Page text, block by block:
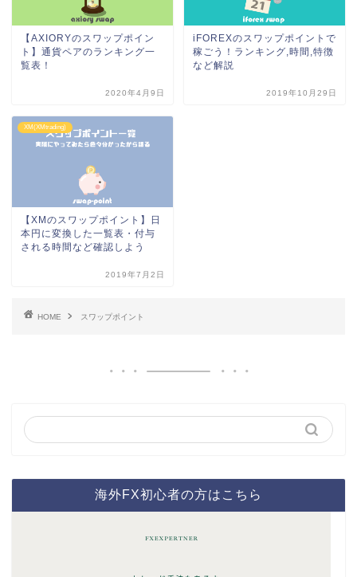
【AXIORYのスワップポイン
ト】通貨ペアのランキング一
覧表！
2020年4月9日
iFOREXのスワップポイントで
稼ごう！ランキング,時間,特徴
など解説
2019年10月29日
XM(XMtrading)
【XMのスワップポイント】日
本円に変換した一覧表・付与
される時間など確認しよう
2019年7月2日
HOME スワップポイント
海外FX初心者の方はこちら